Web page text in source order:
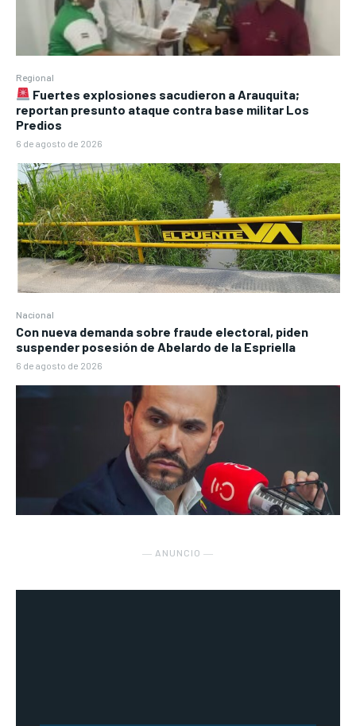
Regional
Fuertes explosiones sacudieron a Arauquita;
reportan presunto ataque contra base militar Los
Predios
6 de agosto de 2026
Nacional
Con nueva demanda sobre fraude electoral, piden
suspender posesión de Abelardo de la Espriella
6 de agosto de 2026
― ANUNCIO ―